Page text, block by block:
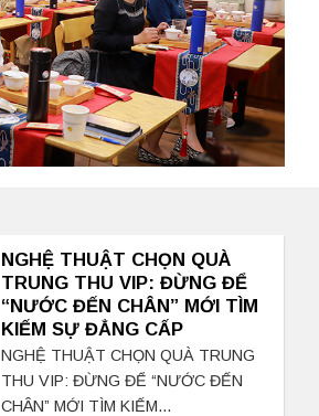
NGHỆ THUẬT CHỌN QUÀ
TRUNG THU VIP: ĐỪNG ĐỂ
“NƯỚC ĐẾN CHÂN” MỚI TÌM
KIẾM SỰ ĐẲNG CẤP
NGHỆ THUẬT CHỌN QUÀ TRUNG
THU VIP: ĐỪNG ĐỂ “NƯỚC ĐẾN
CHÂN” MỚI TÌM KIẾM...